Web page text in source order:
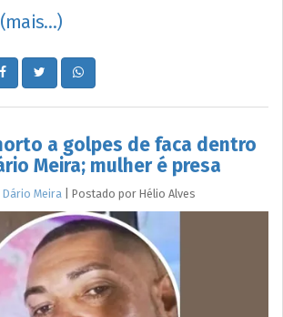
(mais…)
a golpes de faca dentro
Meira; mulher é presa
Dário Meira Postado por Hélio Alves